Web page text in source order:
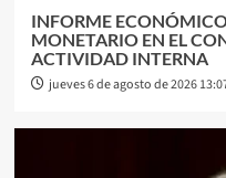
INFORME
MONETARIO EN EL
ACTIVIDAD INTERNA
jueves 6 de agosto de 2026